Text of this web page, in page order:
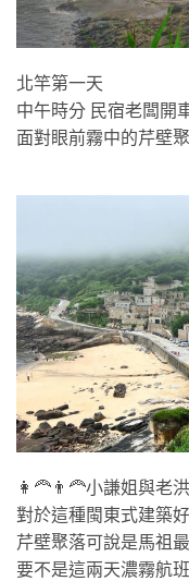
北竿第一天
中午時分 民宿老闆開
面對眼前霧中的芹壁
👩‍🦰👨‍🦰小謙姐與老
對於這種閩東式建築
芹壁聚落可說是馬祖
要不是這兩天濃霧航